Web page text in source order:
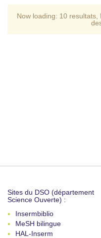
Now loading: 10 resultats
Sites du DSO (département
Science Ouverte) :
Insermbiblio
MeSH bilingue
HAL-Inserm